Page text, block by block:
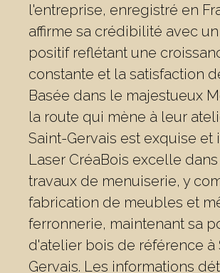
l'entreprise, enregistré en
affirme sa crédibilité avec
positif reflétant une
constante et la satisfaction
Basée dans le majestueux
la route qui mène à leur
Saint-Gervais est exquise et
Laser CréaBois excelle
travaux de menuiserie, y
fabrication de meubles et
ferronnerie, maintenant sa
d'atelier bois de référence à
Gervais. Les informations